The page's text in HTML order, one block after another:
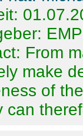
From
make
of
can